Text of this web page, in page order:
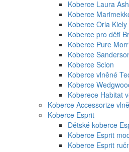
Koberce Laura
Koberce
Koberce Orla
Koberce pro děti
Koberce Pure
Koberce
Koberce Scion
Koberce vlněné
Koberce
Koberece Habitat
Koberce Accessorize
Koberce Esprit
Dětské koberce
Koberce Esprit
Koberce Esprit